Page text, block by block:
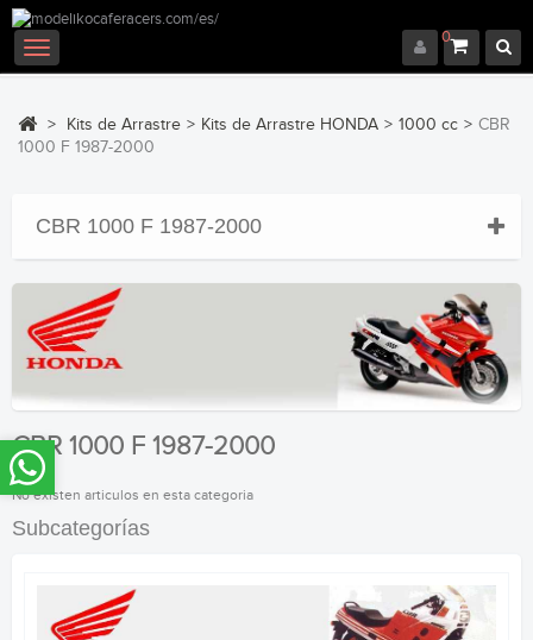
0
Navegación
Toggle
> Kits de Arrastre > Kits de Arrastre HONDA > 1000 cc > CBR
1000 F 1987-2000
CBR 1000 F 1987-2000
CBR 1000 F 1987-2000
No existen articulos en esta categoria
Subcategorías